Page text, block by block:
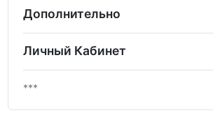
Дополнительно
Личный Кабинет
***